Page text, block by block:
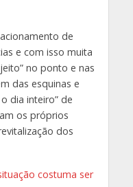
de
e com isso muita
no ponto e nas
das esquinas e
dia inteiro” de
os próprios
dos